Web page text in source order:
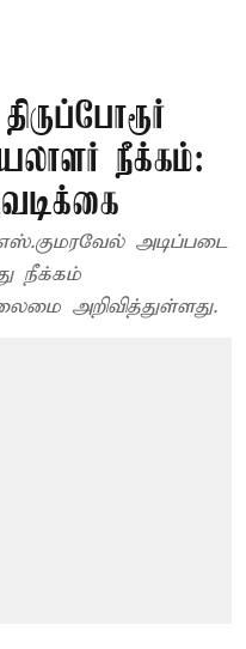
நீக்கம்:
அடிப்படை
நீக்கம்
அறிவித்துள்ளது.